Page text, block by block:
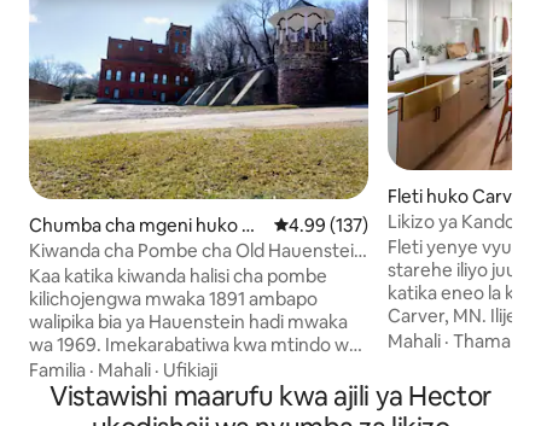
Chumba cha mgeni huko N
ew Ulm
Ukadiriaji wa wastani wa 4.99
4.99 (137)
Kiwanda cha Pombe cha Old Hauenstein
- Ground Level 1
Kaa katika kiwanda halisi cha pombe
kilichojengwa mwaka 1891 ambapo
walipika bia ya Hauenstein hadi mwaka
wa 1969. Imekarabatiwa kwa mtindo wa
kijijini wa viwandani wa enzi hiyo, kodi
ghorofa ya chini yenye vyumba viwili vya
kimahaba, sebule, baa ya kahawa na
Familia · Mahali · Ufikiaji
Fleti huko Carver
Likizo ya Kando
Getaway Motor
Fleti yenye
starehe iliyo juu
katika eneo la
Carver, MN.
imerekebishwa
utake kukaa
Inatunzwa na Luke na
Mahali ·Thamani
Vistawishi maarufu kwa ajili ya Hector